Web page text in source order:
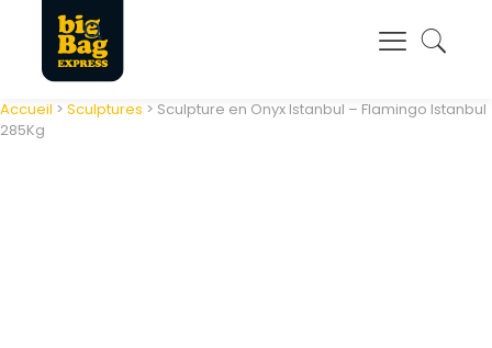
Panneau de gestion des cookies
Accueil > Sculptures > Sculpture en Onyx Istanbul – Flamingo Istanbul
285Kg